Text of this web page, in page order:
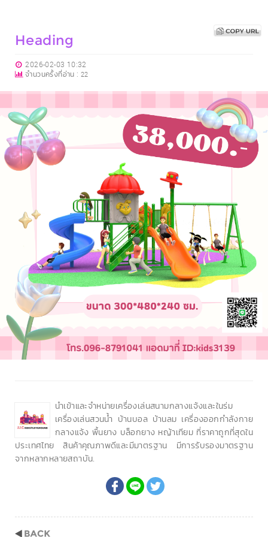
Heading
2026-02-03 10:32
จำนวนครั้งที่อ่าน : 22
นำเข้าและจำหน่ายเครื่องเล่นสนามกลางแจ้งและในร่ม
เครื่องเล่นสวนน้ำ บ้านบอล บ้านลม เครื่องออกกำลังกาย
กลางแจ้ง พื้นยาง บล็อกยาง หญ้าเทียม ที่ราคาถูกที่สุดใน
ประเทศไทย สินค้าคุณภาพดีและมีมาตรฐาน มีการรับรองมาตรฐาน
จากหลากหลายสถาบัน.